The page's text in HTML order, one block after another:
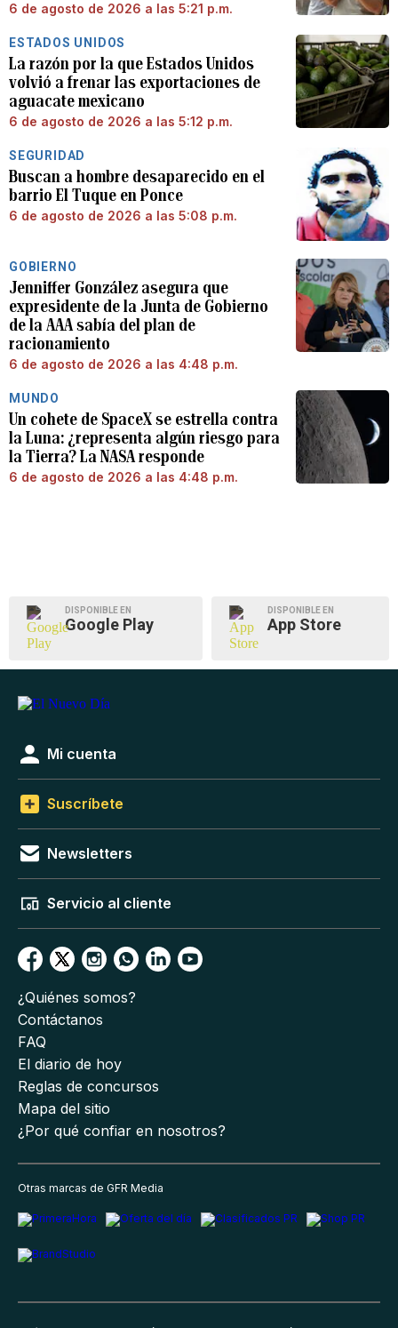
6 de agosto de 2026 a las 5:21 p.m.
ESTADOS UNIDOS
La razón por la que Estados Unidos
volvió a frenar las exportaciones de
aguacate mexicano
6 de agosto de 2026 a las 5:12 p.m.
SEGURIDAD
Buscan a hombre desaparecido en el
barrio El Tuque en Ponce
6 de agosto de 2026 a las 5:08 p.m.
GOBIERNO
Jenniffer González asegura que
expresidente de la Junta de Gobierno
de la AAA sabía del plan de
racionamiento
6 de agosto de 2026 a las 4:48 p.m.
MUNDO
Un cohete de SpaceX se estrella contra
la Luna: ¿representa algún riesgo para
la Tierra? La NASA responde
6 de agosto de 2026 a las 4:48 p.m.
DISPONIBLE EN
Google Play
DISPONIBLE EN
App Store
Mi cuenta
Suscríbete
Newsletters
Servicio al cliente
¿Quiénes somos?
Contáctanos
FAQ
El diario de hoy
Reglas de concursos
Mapa del sitio
¿Por qué confiar en nosotros?
Otras marcas de GFR Media